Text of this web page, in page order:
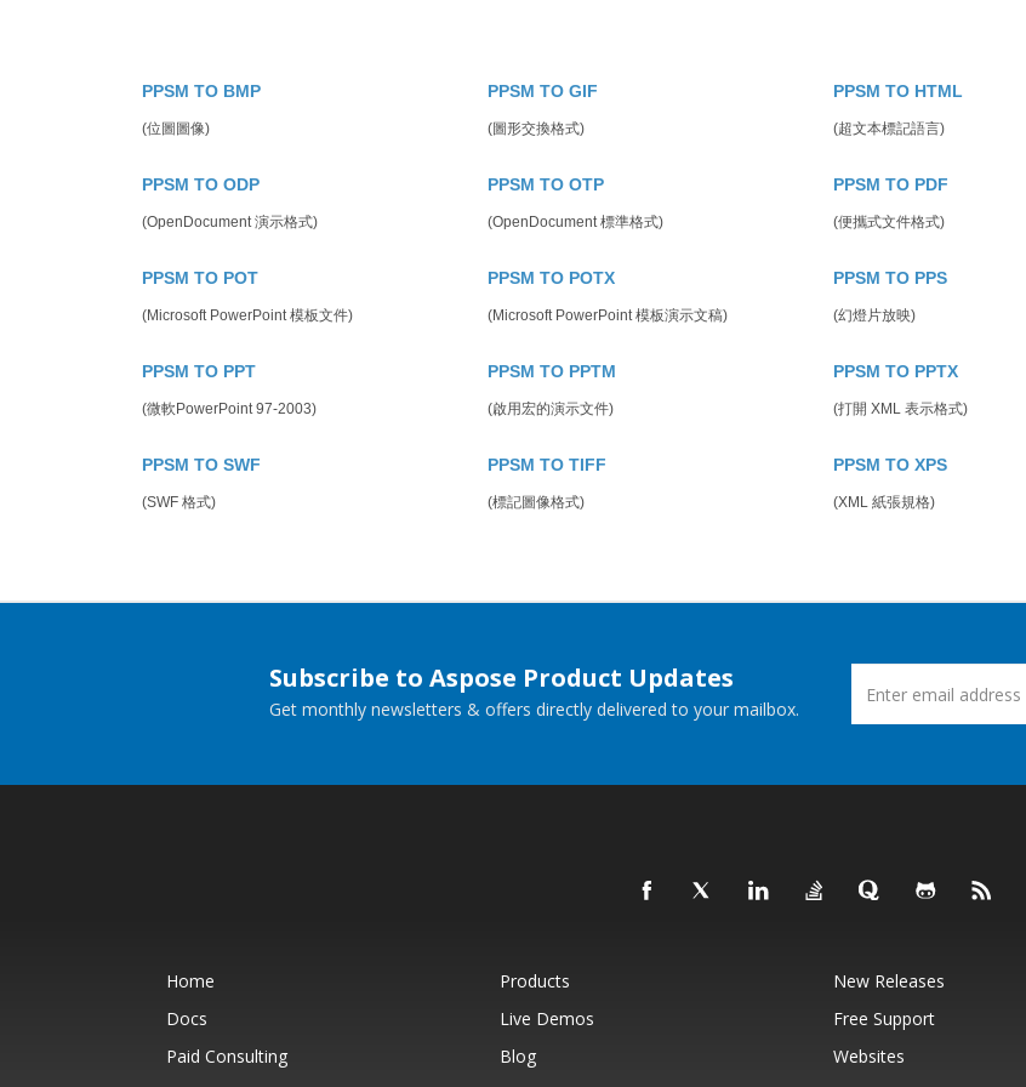
PPSM TO BMP
(位圖圖像)
PPSM TO GIF
(圖形交換格式)
PPSM TO HTML
(超文本標記語言)
PPSM TO ODP
(OpenDocument 演示格式)
PPSM TO OTP
(OpenDocument 標準格式)
PPSM TO PDF
(便攜式文件格式)
PPSM TO POT
(Microsoft PowerPoint 模板文件)
PPSM TO POTX
(Microsoft PowerPoint 模板演示文稿)
PPSM TO PPS
(幻燈片放映)
PPSM TO PPT
(微軟PowerPoint 97-2003)
PPSM TO PPTM
(啟用宏的演示文件)
PPSM TO PPTX
(打開 XML 表示格式)
PPSM TO SWF
(SWF 格式)
PPSM TO TIFF
(標記圖像格式)
PPSM TO XPS
(XML 紙張規格)
Subscribe to Aspose Product Updates
Get monthly newsletters & offers directly delivered to your mailbox.
Home Products New Releases
Docs
Live Demos Free Support
Paid Consulting
Blog Websites